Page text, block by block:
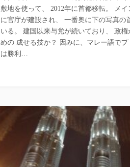
敷地を使って、 2012年に首都移転。 メ
に官庁が建設され、 一番奥に下の写真の
いる。 建国以来与党が続いており、 政
めの 成せる技か？ 因みに、マレー語で
は勝利…